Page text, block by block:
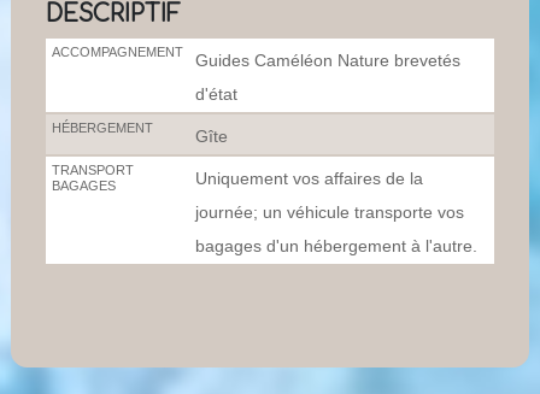
DESCRIPTIF
ACCOMPAGNEMENT
Guides Caméléon Nature brevetés
d'état
HÉBERGEMENT Gîte
TRANSPORT
BAGAGES
Uniquement vos affaires de la
journée; un véhicule transporte vos
bagages d'un hébergement à l'autre.